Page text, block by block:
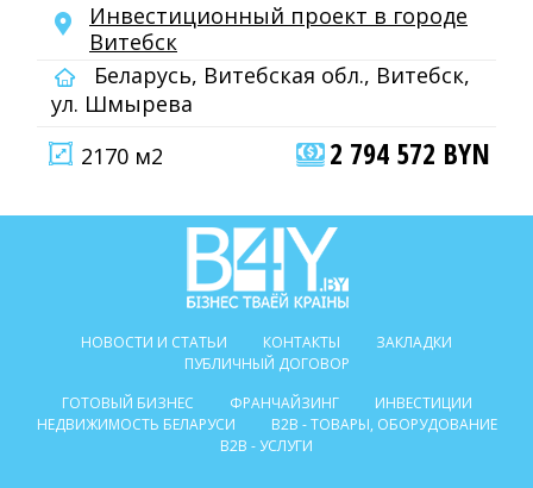
Инвестиционный проект в городе
Витебск
Беларусь, Витебская обл., Витебск,
ул. Шмырева
2170 м2
2 794 572 BYN
НОВОСТИ И СТАТЬИ КОНТАКТЫ
ЗАКЛАДКИ
ПУБЛИЧНЫЙ ДОГОВОР
ГОТОВЫЙ БИЗНЕС
ФРАНЧАЙЗИНГ
ИНВЕСТИЦИИ
НЕДВИЖИМОСТЬ БЕЛАРУСИ
B2B - ТОВАРЫ, ОБОРУДОВАНИЕ
B2B - УСЛУГИ